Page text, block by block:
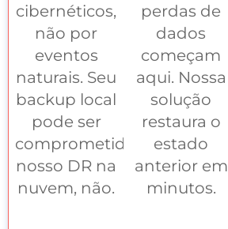
cibernéticos,
não por
eventos
naturais. Seu
backup local
pode ser
comprometido;
nosso DR na
nuvem, não.
perdas de
dados
começam
aqui. Nossa
solução
restaura o
estado
anterior em
minutos.